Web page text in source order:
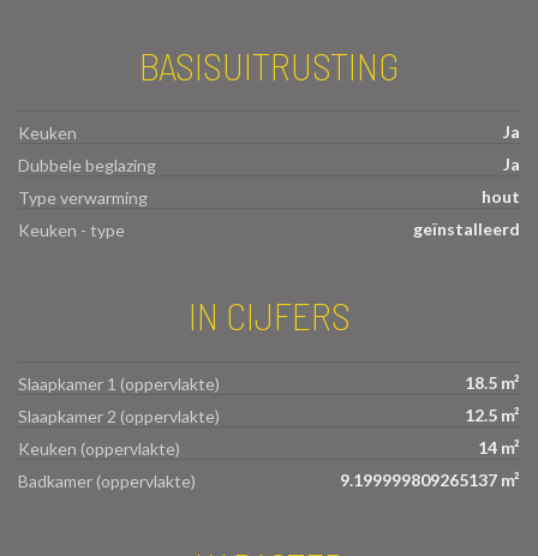
BASISUITRUSTING
Keuken
Ja
Dubbele beglazing
Ja
Type verwarming
hout
Keuken - type
geïnstalleerd
IN CIJFERS
Slaapkamer 1 (oppervlakte)
18.5 m²
Slaapkamer 2 (oppervlakte)
12.5 m²
Keuken (oppervlakte)
14 m²
Badkamer (oppervlakte)
9.199999809265137 m²